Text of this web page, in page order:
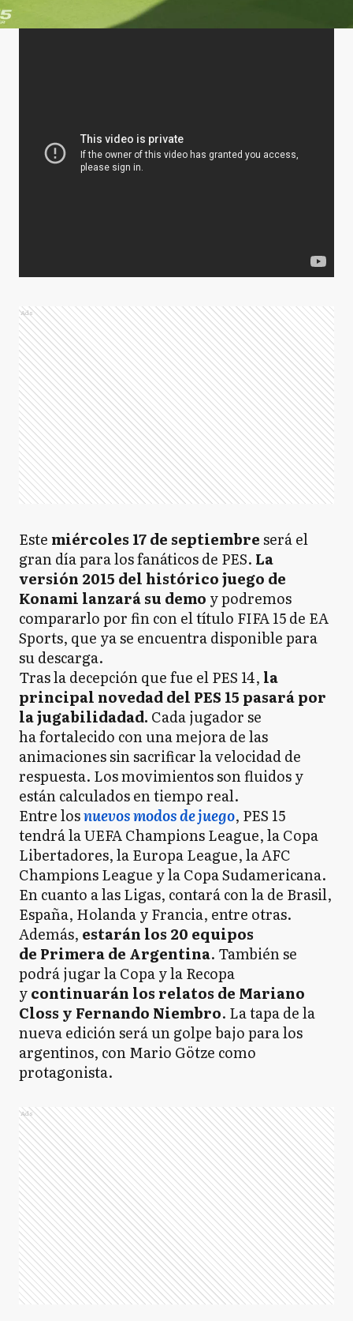
Ads
Este miércoles 17 de septiembreserá el
gran día para los fanáticos de PES. La
versión 2015 del histórico juego de
Konami lanzará su demo y podremos
compararlo por fin con el título FIFA 15 de EA
Sports, que ya se encuentra disponible para
su descarga.
Tras la decepción que fue el PES 14, la
principal novedad del PES 15 pasará por
la jugabilidadad. Cada jugador se
ha fortalecido con una mejora de las
animaciones sin sacrificar la velocidad de
respuesta. Los movimientos son fluidos y
están calculados en tiempo real.
Entre losnuevos modos de juego, PES 15
tendrá la UEFA Champions League, la Copa
Libertadores, la Europa League, la AFC
Champions League y la Copa Sudamericana.
En cuanto a las Ligas, contará con la de Brasil,
España, Holanda y Francia, entre otras.
Además, estarán los 20 equipos
de Primera de Argentina. También se
podrá jugar la Copa y la Recopa
ycontinuarán los relatos de Mariano
Closs y Fernando Niembro. La tapa de la
nueva edición será un golpe bajo para los
argentinos, con Mario Götze como
protagonista.
Ads